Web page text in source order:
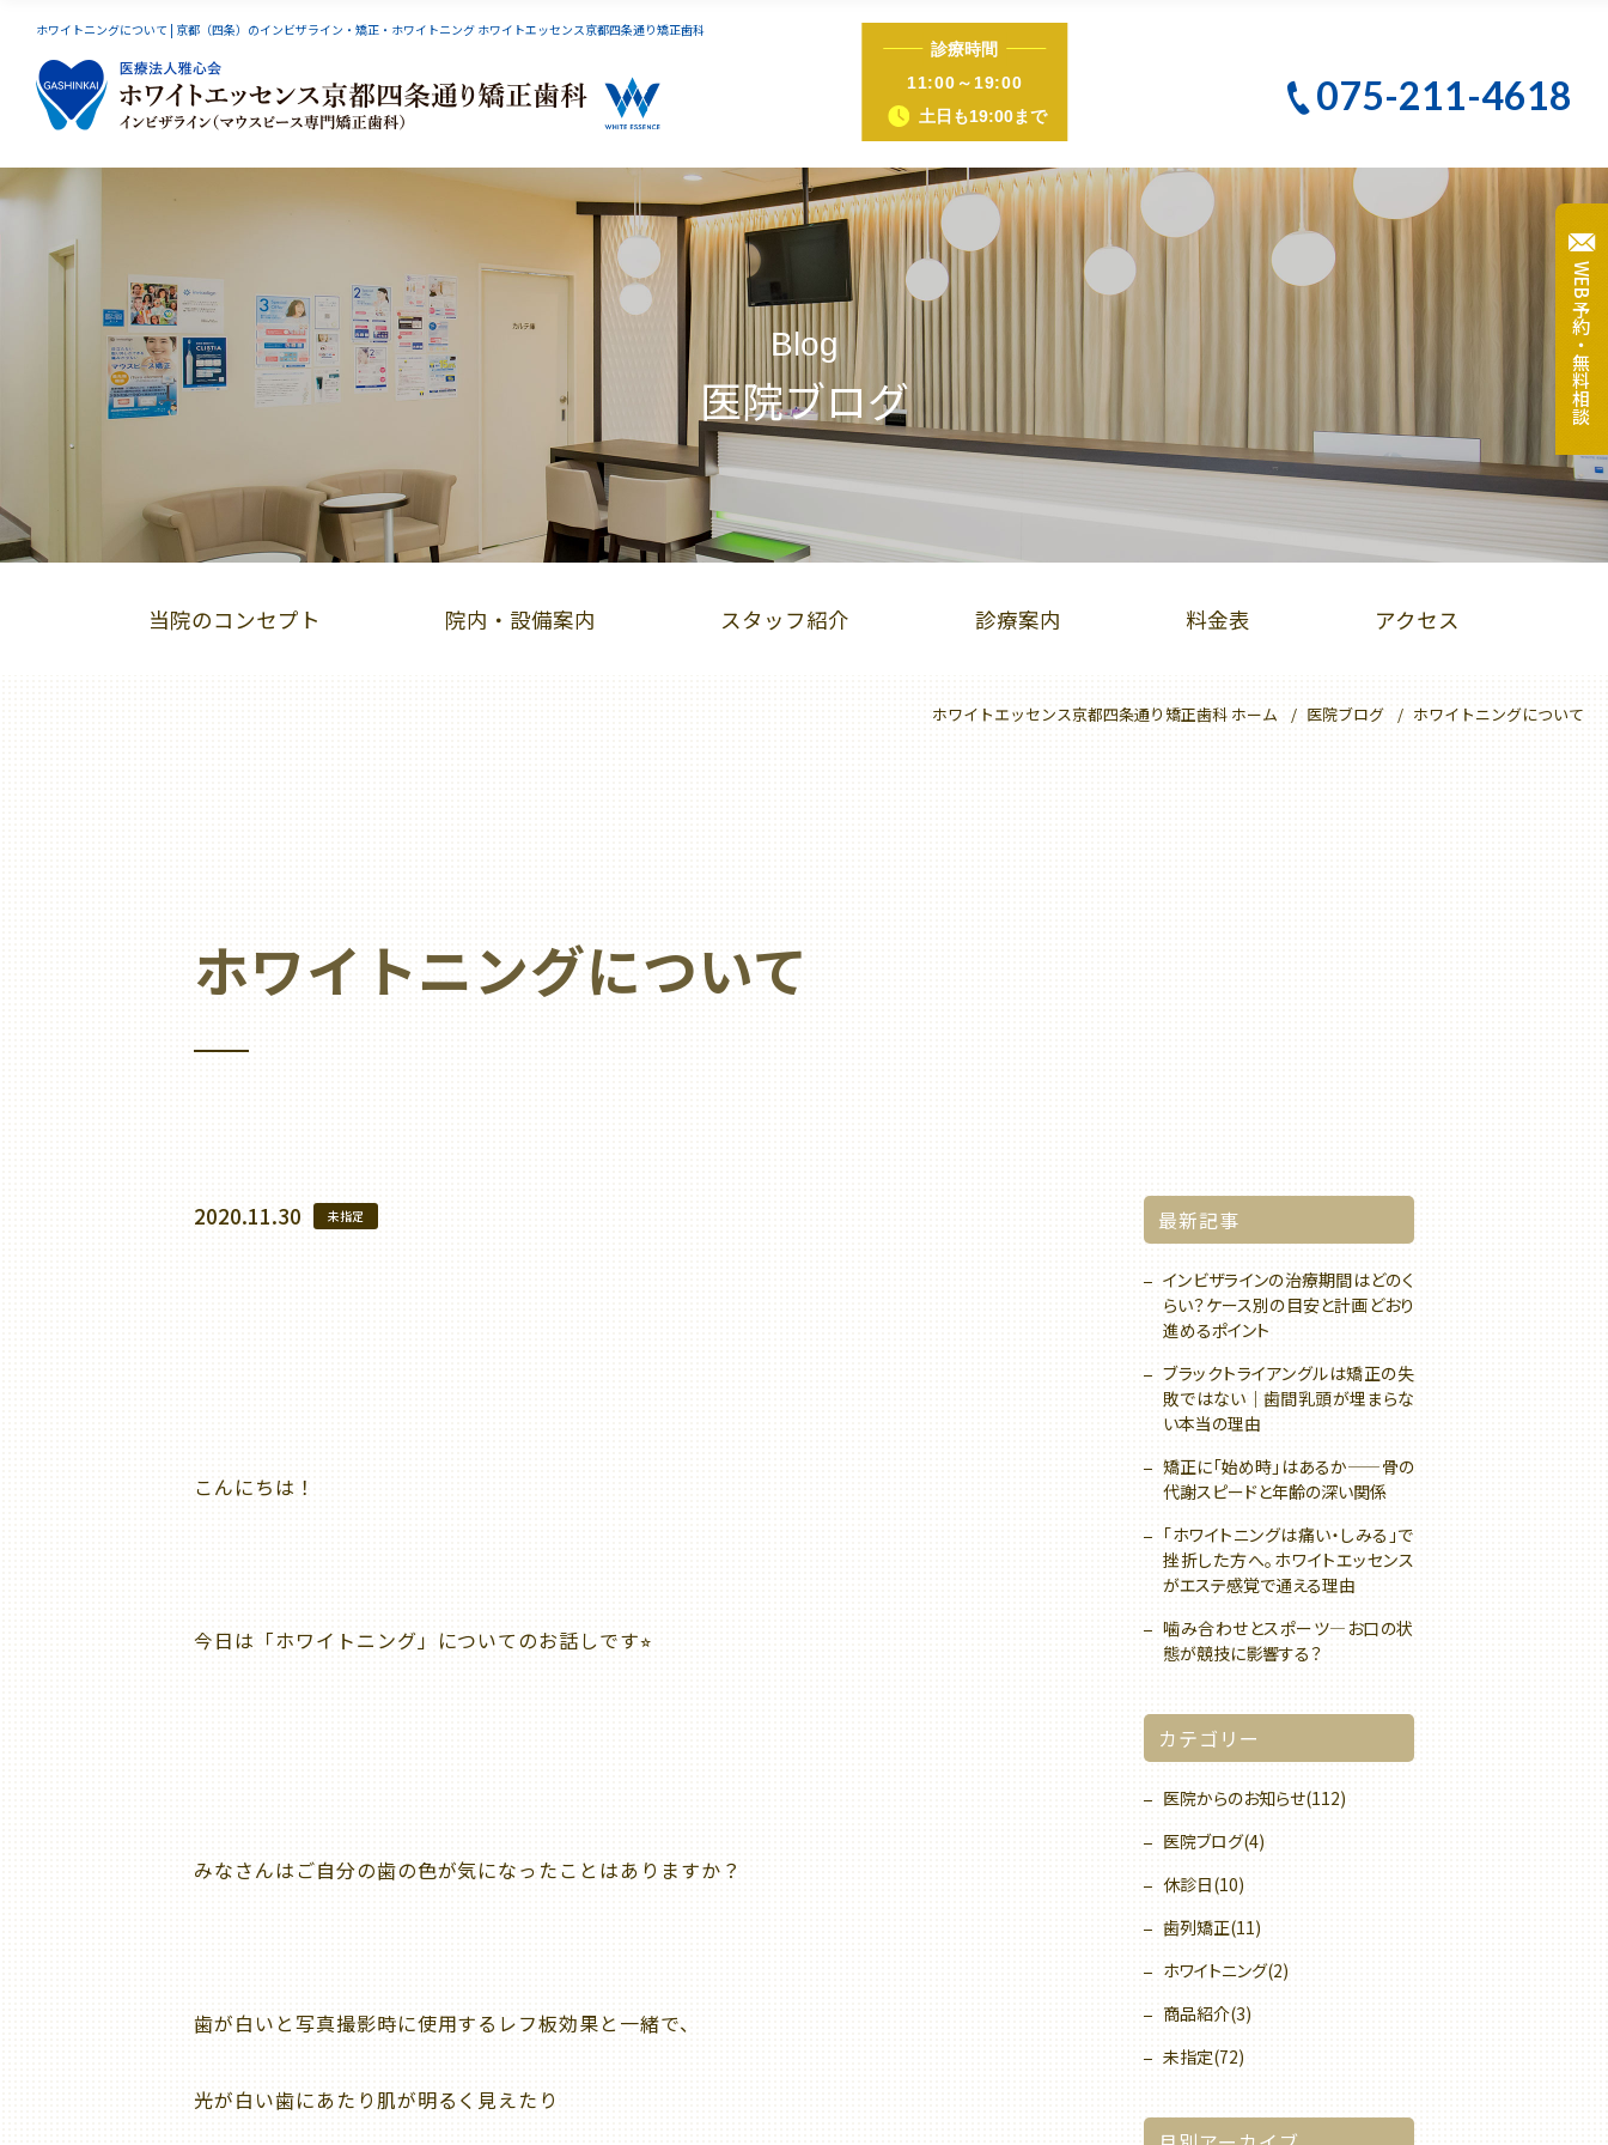
ホワイトニングについて | 京都（四条）のインビザライン・矯正・ホワイトニング ホワイトエッセンス京都四条通り矯正歯科
診療時間
11:00～19:00
土日も19:00まで
075-211-4618
Blog
医院ブログ
当院のコンセプト 院内・設備案内 スタッフ紹介 診療案内 料金表 アクセス
ホワイトエッセンス京都四条通り矯正歯科 ホーム 医院ブログ ホワイトニングについて
ホワイトニングについて
2020.11.30 未指定
こんにちは！
今日は「ホワイトニング」についてのお話しです⭐︎
みなさんはご自分の歯の色が気になったことはありますか？
歯が白いと写真撮影時に使用するレフ板効果と一緒で、
光が白い歯にあたり肌が明るく見えたり
最新記事
インビザラインの治療期間はどのく
らい？ケース別の目安と計画どおり
進めるポイント
ブラックトライアングルは矯正の失
敗ではない｜歯間乳頭が埋まらな
い本当の理由
矯正に「始め時」はあるか——骨の
代謝スピードと年齢の深い関係
「ホワイトニングは痛い・しみる」で
挫折した方へ。ホワイトエッセンス
がエステ感覚で通える理由
噛み合わせとスポーツ—お口の状
態が競技に影響する？
カテゴリー
医院からのお知らせ(112)
医院ブログ(4)
休診日(10)
歯列矯正(11)
ホワイトニング(2)
商品紹介(3)
未指定(72)
インビザライン iTero（アイテロ）
スマーティーGS 小児矯正（床矯正・マウスピース矯正）
オーラルリフレクソロジー 歯ぐきピーリング ホットリップエステ 大人のための予防歯科
WEB予約・無料相談